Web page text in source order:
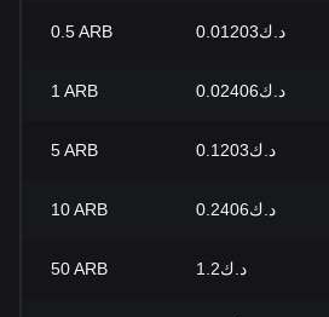
0.5ARB د.ك0.01203
1 ARB د.ك0.02406
5ARB د.ك0.1203
10ARB د.ك0.2406
50ARB د.ك1.2